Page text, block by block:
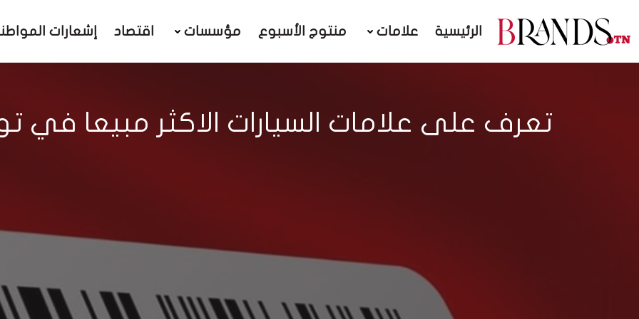
الرئيسية علامات منتوج الأسبوع مؤسسات اقتصاد إشعارات
تعرف على علامات السيارات الاكثر مبيعا في